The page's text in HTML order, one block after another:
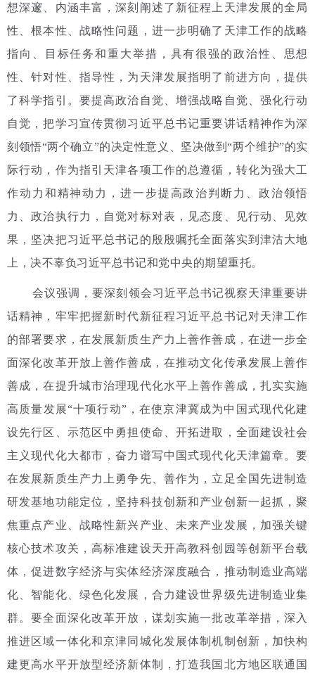
想深邃、内涵丰富，深刻阐述了新征程上天津发展的全局
性、根本性、战略性问题，进一步明确了天津工作的战略
指向、目标任务和重大举措，具有很强的政治性、思想
性、针对性、指导性，为天津发展指明了前进方向，提供
了科学指引。要提高政治自觉、增强战略自觉、强化行动
自觉，把学习宣传贯彻习近平总书记重要讲话精神作为深
刻领悟“两个确立”的决定性意义、坚决做到“两个维护”的实
际行动，作为指引天津各项工作的总遵循，转化为强大工
作动力和精神动力，进一步提高政治判断力、政治领悟
力、政治执行力，自觉对标对表，见态度、见行动、见效
果，坚决把习近平总书记的殷殷嘱托全面落实到津沽大地
上，决不辜负习近平总书记和党中央的期望重托。
会议强调，要深刻领会习近平总书记视察天津重要讲
话精神，牢牢把握新时代新征程习近平总书记对天津工作
的部署要求，在发展新质生产力上善作善成，在进一步全
面深化改革开放上善作善成，在推动文化传承发展上善作
善成，在提升城市治理现代化水平上善作善成，扎实实施
高质量发展“十项行动”，在使京津冀成为中国式现代化建
设先行区、示范区中勇担使命、开拓进取，全面建设社会
主义现代化大都市，奋力谱写中国式现代化天津篇章。要
在发展新质生产力上勇争先、善作为，立足全国先进制造
研发基地功能定位，坚持科技创新和产业创新一起抓，聚
焦重点产业、战略性新兴产业、未来产业发展，加强关键
核心技术攻关，高标准建设天开高教科创园等创新平台载
体，促进数字经济与实体经济深度融合，推动制造业高端
化、智能化、绿色化发展，合力建设世界级先进制造业集
群。要全面深化改革开放，谋划实施一批改革举措，深入
推进区域一体化和京津同城化发展体制机制创新，加快构
建更高水平开放型经济新体制，打造我国北方地区联通国